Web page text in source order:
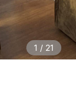
1 / 21